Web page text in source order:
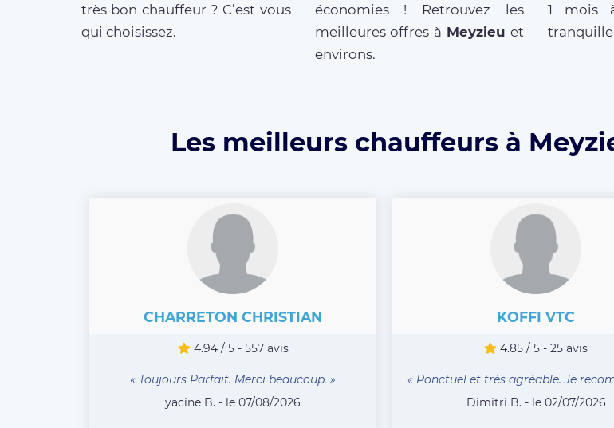
très bon chauffeur ? C’est vous
qui choisissez.
économies ! Retrouvez les
meilleures offres à Meyzieu et
environs.
1 mois
Les meilleurs chauffeurs à
CHARRETON CHRISTIAN
4.94 / 5 - 557 avis
« Toujours Parfait. Merci beaucoup. »
yacine B. - le 07/08/2026
KOFFI VTC
4.85 / 5 - 25 avis
« Ponctuel et très agréable. Je
Dimitri B. - le 02/07/2026